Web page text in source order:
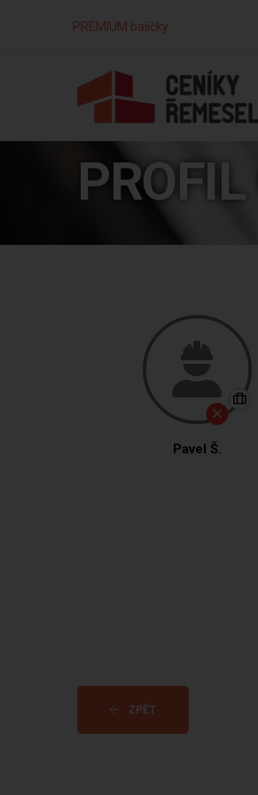
PREMIUM balíčky
Pavel Š.
ZPĚT